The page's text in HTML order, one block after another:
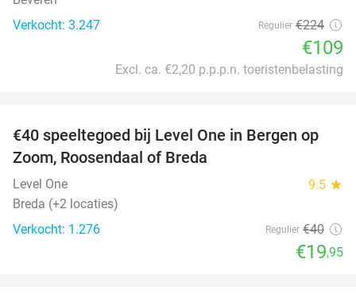
Verkocht: 3.247
Regulier €224
€109
Excl. ca. €2,20 p.p.p.n. toeristenbelasting
50%
€40 speeltegoed bij Level One in Bergen op
Zoom, Roosendaal of Breda
Level One 9.5 star
Breda (+2 locaties)
Verkocht: 1.276
Regulier €40
€19,95